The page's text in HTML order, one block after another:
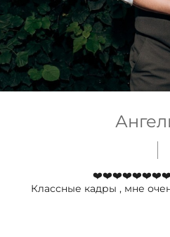
Классные кадры , мне